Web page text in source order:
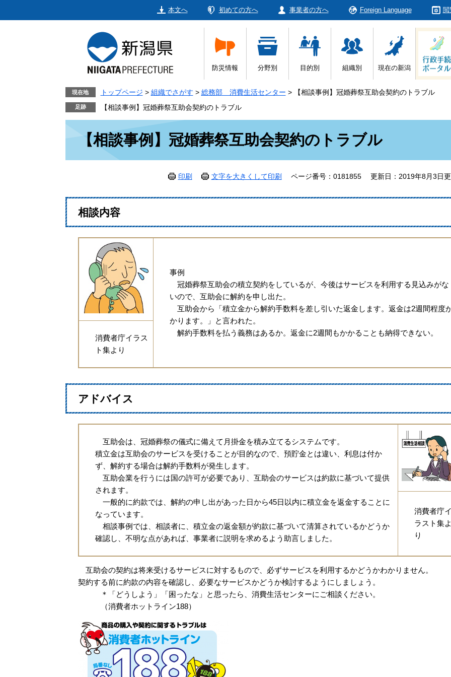
本文へ 初めての方へ 事業者の方へ Foreign Language 閲
防災情報 分野別 目的別 組織別 現在の新潟
現在地 トップページ > 組織でさがす > 総務部 消費生活センター >
【相談事例】冠婚葬祭互助会契約のトラブル
【相談事例】冠婚葬祭互助会契約のトラブル
【相談事例】冠婚葬祭互助会契約のトラブル
印刷 文字を大きくして印刷 ページ番号：0181855 更新日：2019年8月3日
相談内容
事例
冠婚葬祭互助会の積立契約をしているが、今後はサービスを利用する見込みがな
いので、互助会に解約を申し出た。
互助会から「積立金から解約手数料を差し引いた返金します。返金は2週間程度
かります。」と言われた。
解約手数料を払う義務はあるか。返金に2週間もかかることも納得できない。
消費者庁イラス
ト集より
アドバイス
互助会は、冠婚葬祭の儀式に備えて月掛金を積み立てるシステムです。
積立金は互助会のサービスを受けることが目的なので、預貯金とは違い、利息は付か
ず、解約する場合は解約手数料が発生します。
互助会業を行うには国の許可が必要であり、互助会のサービスは約款に基づいて提供
されます。
一般的に約款では、解約の申し出があった日から45日以内に積立金を返金することに
なっています。
相談事例では、相談者に、積立金の返金額が約款に基づいて清算されているかどうか
確認し、不明な点があれば、事業者に説明を求めるよう助言しました。
消費者庁
ラスト集
り
互助会の契約は将来受けるサービスに対するもので、必ずサービスを利用するかどうかわかりません。
契約する前に約款の内容を確認し、必要なサービスかどうか検討するようにしましょう。
＊「どうしよう」「困ったな」と思ったら、消費生活センターにご相談ください。
（消費者ホットライン188）